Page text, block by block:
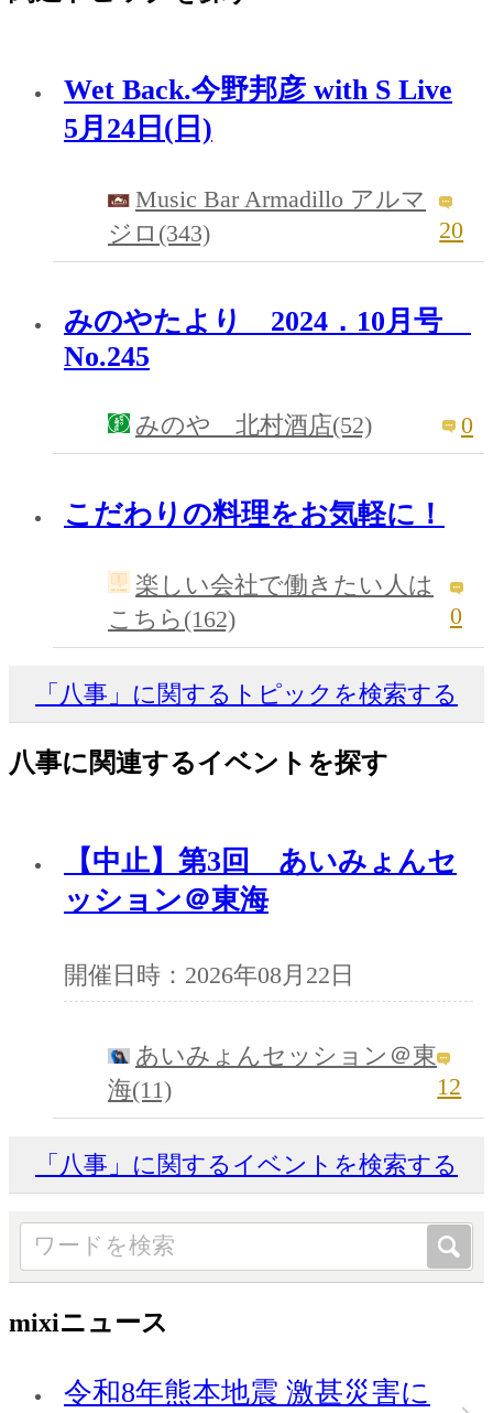
Wet Back.今野邦彦 with S Live
5月24日(日)
Music Bar Armadillo アルマ
ジロ(343)
20
みのやたより 2024．10月号
No.245
みのや 北村酒店(52) 0
こだわりの料理をお気軽に！
楽しい会社で働きたい人は
こちら(162)
0
「八事」に関するトピックを検索する
八事に関連するイベントを探す
【中止】第3回 あいみょんセ
ッション＠東海
開催日時：2026年08月22日
あいみょんセッション＠東
海(11)
12
「八事」に関するイベントを検索する
mixiニュース
令和8年熊本地震 激甚災害に